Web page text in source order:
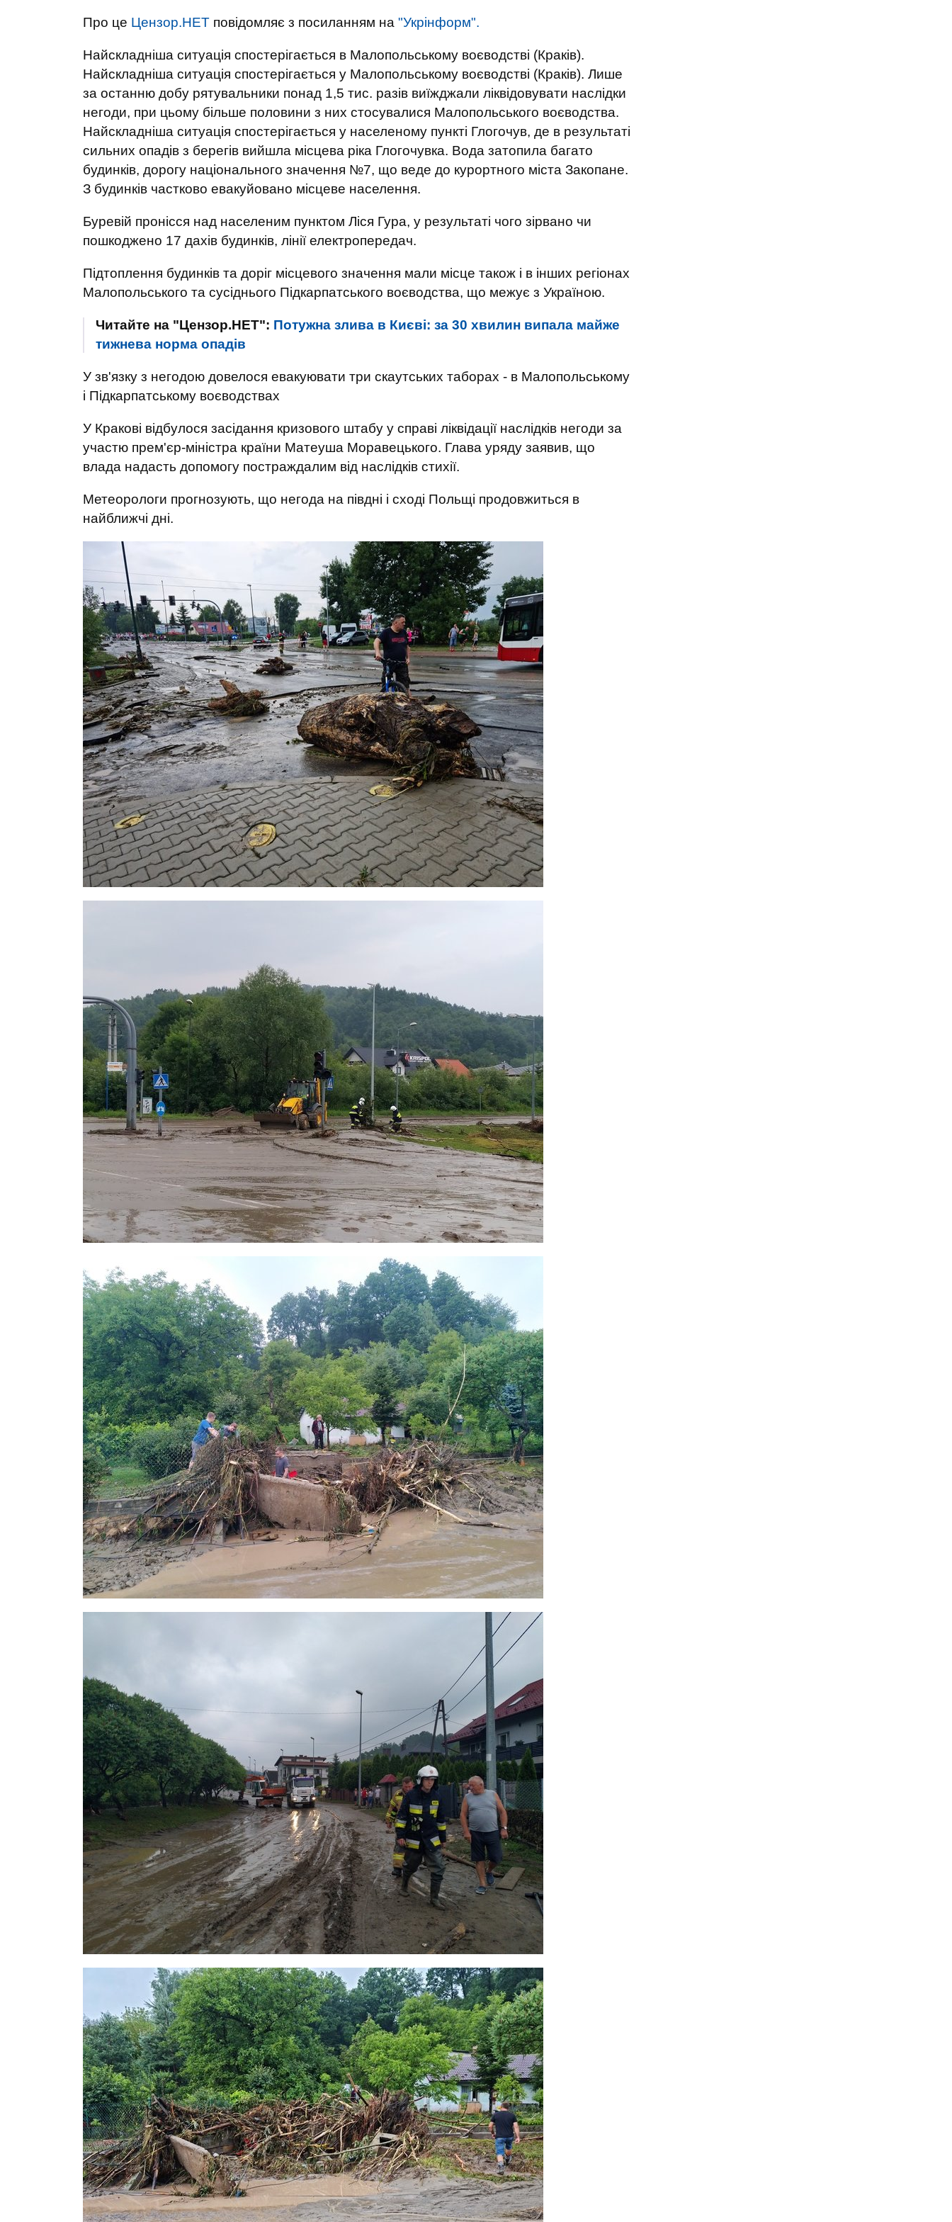
Про це Цензор.НЕТ повідомляє з посиланням на "Укрінформ".
Найскладніша ситуація спостерігається в Малопольському воєводстві (Краків).
Найскладніша ситуація спостерігається у Малопольському воєводстві (Краків). Лише
за останню добу рятувальники понад 1,5 тис. разів виїжджали ліквідовувати наслідки
негоди, при цьому більше половини з них стосувалися Малопольського воєводства.
Найскладніша ситуація спостерігається у населеному пункті Глогочув, де в результаті
сильних опадів з берегів вийшла місцева ріка Глогочувка. Вода затопила багато
будинків, дорогу національного значення №7, що веде до курортного міста Закопане.
З будинків частково евакуйовано місцеве населення.
Буревій пронісся над населеним пунктом Ліся Гура, у результаті чого зірвано чи
пошкоджено 17 дахів будинків, лінії електропередач.
Підтоплення будинків та доріг місцевого значення мали місце також і в інших регіонах
Малопольського та сусіднього Підкарпатського воєводства, що межує з Україною.
Читайте на "Цензор.НЕТ": Потужна злива в Києві: за 30 хвилин випала майже
тижнева норма опадів
У зв'язку з негодою довелося евакуювати три скаутських таборах - в Малопольському
і Підкарпатському воєводствах
У Кракові відбулося засідання кризового штабу у справі ліквідації наслідків негоди за
участю прем'єр-міністра країни Матеуша Моравецького. Глава уряду заявив, що
влада надасть допомогу постраждалим від наслідків стихії.
Метеорологи прогнозують, що негода на півдні і сході Польщі продовжиться в
найближчі дні.